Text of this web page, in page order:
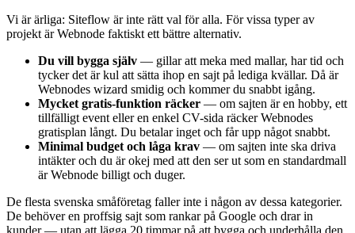
Vi är ärliga: Siteflow är inte rätt val för alla. För vissa typer av
projekt är Webnode faktiskt ett bättre alternativ.
Du vill bygga själv — gillar att meka med mallar, har tid och
tycker det är kul att sätta ihop en sajt på lediga kvällar. Då är
Webnodes wizard smidig och kommer du snabbt igång.
Mycket gratis-funktion räcker — om sajten är en hobby, ett
tillfälligt event eller en enkel CV-sida räcker Webnodes
gratisplan långt. Du betalar inget och får upp något snabbt.
Minimal budget och låga krav — om sajten inte ska driva
intäkter och du är okej med att den ser ut som en standardmall
är Webnode billigt och duger.
De flesta svenska småföretag faller inte i någon av dessa kategorier.
De behöver en proffsig sajt som rankar på Google och drar in